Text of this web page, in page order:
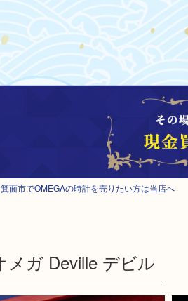
箕面市でOMEGAの時計を売りたい方は当店へ
メガ Deville デビル